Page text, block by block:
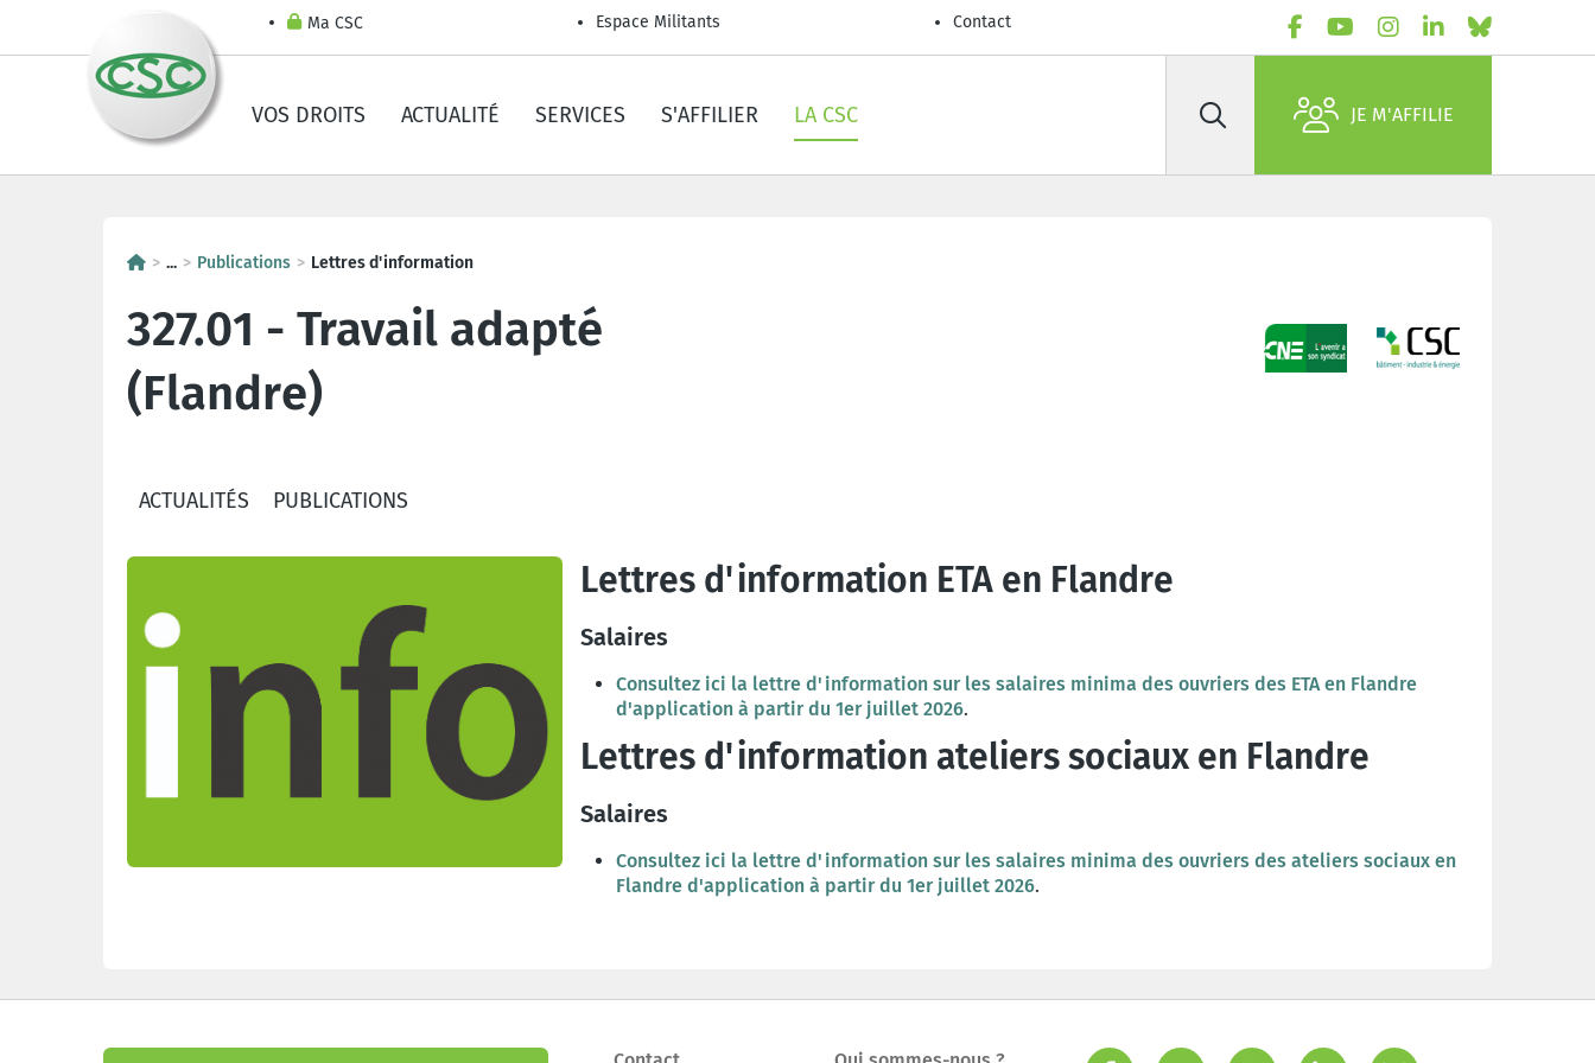
Ma CSC Espace Militants Contact
VOS DROITS ACTUALITÉ SERVICES S'AFFILIER LA CSC Rechercher JE M'AFFILIE
... Publications Lettres d'information
327.01 - Travail adapté
(Flandre)
ACTUALITÉS PUBLICATIONS
Lettres d'information ETA en Flandre
Salaires
Consultez ici la lettre d'information sur les salaires minima des ouvriers des ETA en Flandre
d'application à partir du 1er juillet 2026.
Lettres d'information ateliers sociaux en Flandre
Salaires
Consultez ici la lettre d'information sur les salaires minima des ouvriers des ateliers sociaux en
Flandre d'application à partir du 1er juillet 2026.